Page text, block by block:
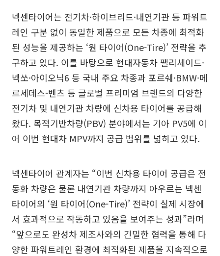
넥센타이어는 전기차·하이브리드·내연기관 등 파워트
레인 구분 없이 동일한 제품으로 모든 차종에 최적화
된 성능을 제공하는 ‘원 타이어(One-Tire)’ 전략을 추
구하고 있다. 이를 바탕으로 현대자동차 팰리세이드·
넥쏘·아이오닉6 등 국내 주요 차종과 포르쉐·BMW·메
르세데스-벤츠 등 글로벌 프리미엄 브랜드의 다양한
전기차 및 내연기관 차량에 신차용 타이어를 공급해
왔다. 목적기반차량(PBV) 분야에서는 기아 PV5에 이
어 이번 현대차 MPV까지 공급 범위를 넓히고 있다.
넥센타이어 관계자는 “이번 신차용 타이어 공급은 전
동화 차량은 물론 내연기관 차량까지 아우르는 넥센
타이어의 ‘원 타이어(One-Tire)’ 전략이 실제 시장에
서 효과적으로 작동하고 있음을 보여주는 성과”라며
“앞으로도 완성차 제조사와의 긴밀한 협력을 통해 다
양한 파워트레인 환경에 최적화된 제품을 지속적으로